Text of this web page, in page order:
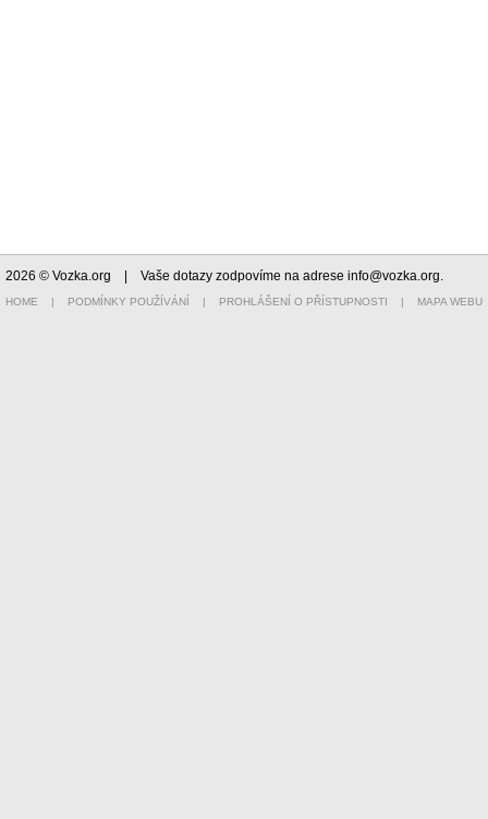
2026 © Vozka.org | Vaše dotazy zodpovíme na adrese info@vozka.org.
HOME | PODMÍNKY POUŽÍVÁNÍ | PROHLÁŠENÍ O PŘÍSTUPNOSTI | MAPA WEBU